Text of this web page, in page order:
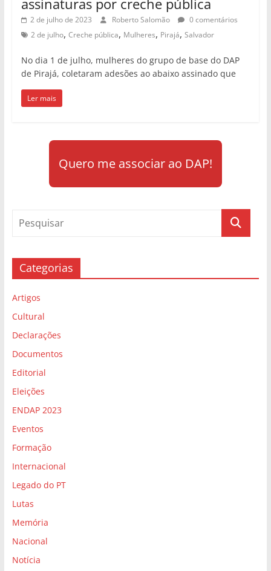
assinaturas por creche pública
2 de julho de 2023 Roberto Salomão
0 comentários
2 de julho, Creche pública, Mulheres, Pirajá, Salvador
No dia 1 de julho, mulheres do grupo de base do DAP
de Pirajá, coletaram adesões ao abaixo assinado que
Ler mais
Quero me associar ao DAP!
Categorias
Artigos
Cultural
Declarações
Documentos
Editorial
Eleições
ENDAP 2023
Eventos
Formação
Internacional
Legado do PT
Lutas
Memória
Nacional
Notícia